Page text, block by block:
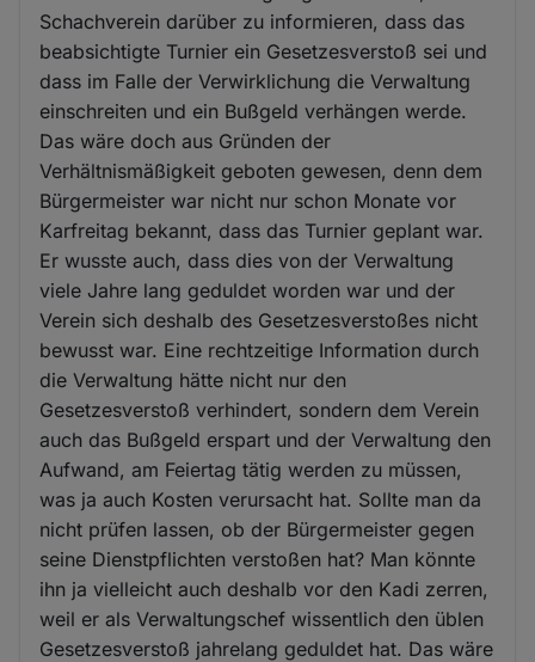
Schachverein darüber zu informieren, dass das
beabsichtigte Turnier ein Gesetzesverstoß sei und
dass im Falle der Verwirklichung die Verwaltung
einschreiten und ein Bußgeld verhängen werde.
Das wäre doch aus Gründen der
Verhältnismäßigkeit geboten gewesen, denn dem
Bürgermeister war nicht nur schon Monate vor
Karfreitag bekannt, dass das Turnier geplant war.
Er wusste auch, dass dies von der Verwaltung
viele Jahre lang geduldet worden war und der
Verein sich deshalb des Gesetzesverstoßes nicht
bewusst war. Eine rechtzeitige Information durch
die Verwaltung hätte nicht nur den
Gesetzesverstoß verhindert, sondern dem Verein
auch das Bußgeld erspart und der Verwaltung den
Aufwand, am Feiertag tätig werden zu müssen,
was ja auch Kosten verursacht hat. Sollte man da
nicht prüfen lassen, ob der Bürgermeister gegen
seine Dienstpflichten verstoßen hat? Man könnte
ihn ja vielleicht auch deshalb vor den Kadi zerren,
weil er als Verwaltungschef wissentlich den üblen
Gesetzesverstoß jahrelang geduldet hat. Das wäre